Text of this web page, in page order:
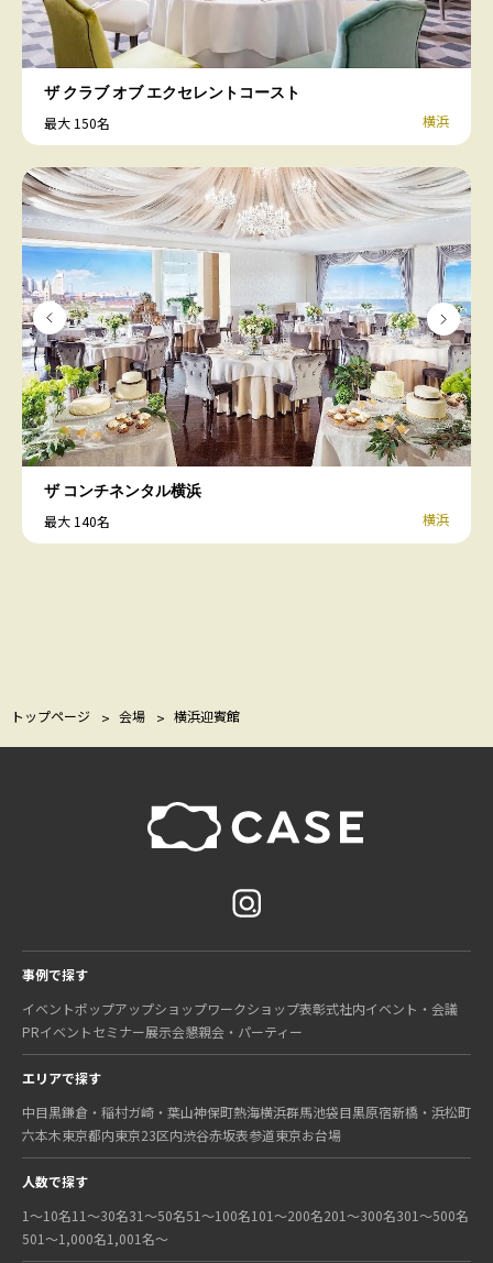
ザ クラブ オブ エクセレントコースト
最大 150名 横浜
ザ コンチネンタル横浜
最大 140名 横浜
トップページ 会場 横浜迎賓館
事例で探す
イベントポップアップショップワークショップ表彰式社内イベント・会議
PRイベントセミナー展示会懇親会・パーティー
エリアで探す
中目黒鎌倉・稲村ガ崎・葉山神保町熱海横浜群馬池袋目黒原宿新橋・浜松町
六本木東京都内東京23区内渋谷赤坂表参道東京お台場
人数で探す
1〜10名11〜30名31〜50名51〜100名101〜200名201〜300名301〜500名
501〜1,000名1,001名〜